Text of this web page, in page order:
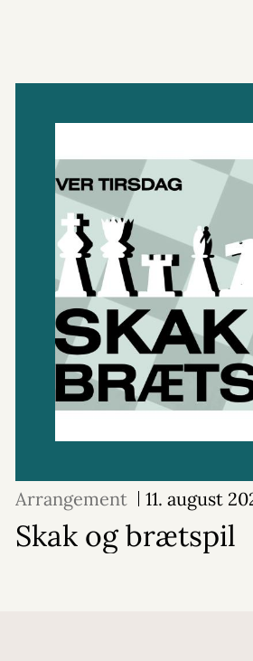
Arrangement 11. august
Skak og brætspil